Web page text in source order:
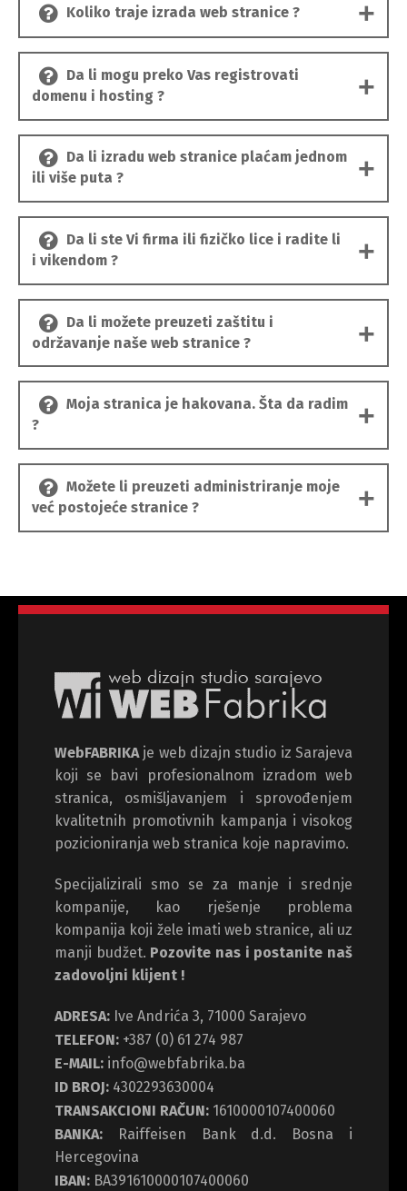
Koliko traje izrada web stranice ?
Da li mogu preko Vas registrovati
domenu i hosting ?
Da li izradu web stranice plaćam jednom
ili više puta ?
Da li ste Vi firma ili fizičko lice i radite li
i vikendom ?
Da li možete preuzeti zaštitu i
održavanje naše web stranice ?
Moja stranica je hakovana. Šta da radim
?
Možete li preuzeti administriranje moje
već postojeće stranice ?
WebFABRIKAje web dizajn studio iz Sarajeva
koji se bavi profesionalnom izradom web
stranica, osmišljavanjem i sprovođenjem
kvalitetnih promotivnih kampanja i visokog
pozicioniranja web stranica koje napravimo.
Specijalizirali smo se za manje i srednje
kompanije, kao rješenje problema
kompanija koji žele imati web stranice, ali uz
manji budžet. Pozovite nas i postanite naš
zadovoljni klijent !
ADRESA: Ive Andrića 3, 71000 Sarajevo
TELEFON: +387 (0) 61 274 987
E-MAIL: info@webfabrika.ba
ID BROJ: 4302293630004
TRANSAKCIONI RAČUN: 1610000107400060
BANKA: Raiffeisen Bank d.d. Bosna i
Hercegovina
IBAN: BA391610000107400060